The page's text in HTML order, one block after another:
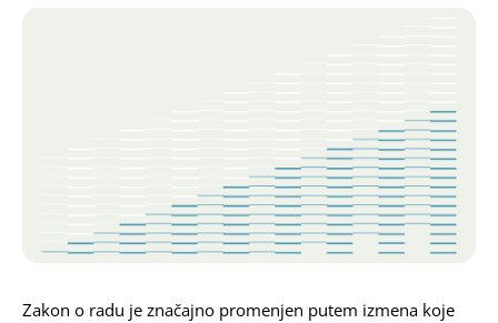
Zakon o radu je značajno promenjen putem izmena koje